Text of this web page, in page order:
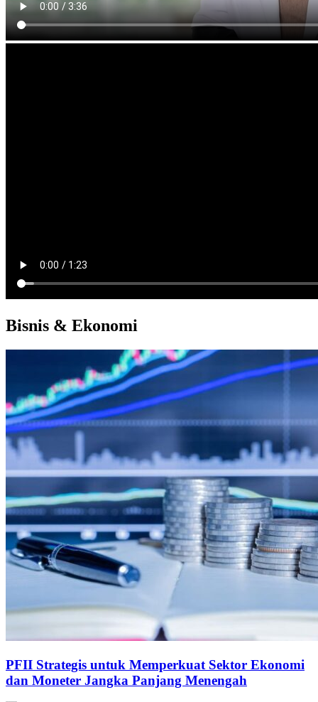
Bisnis & Ekonomi
PFII Strategis untuk Memperkuat Sektor Ekonomi
dan Moneter Jangka Panjang Menengah